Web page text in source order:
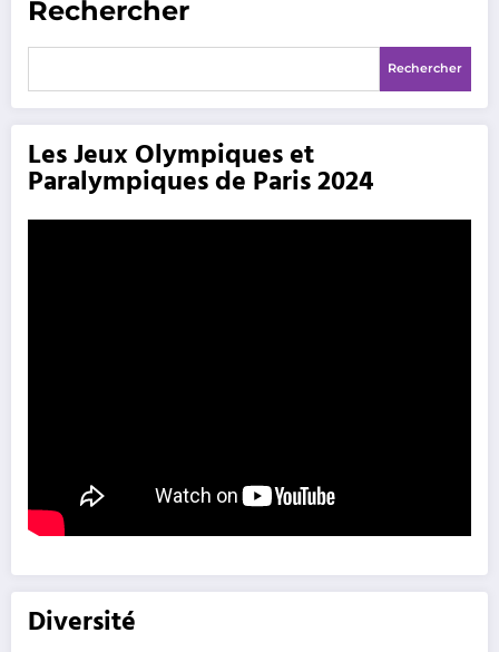
Rechercher
Rechercher
Les Jeux Olympiques et
Paralympiques de Paris 2024
Diversité